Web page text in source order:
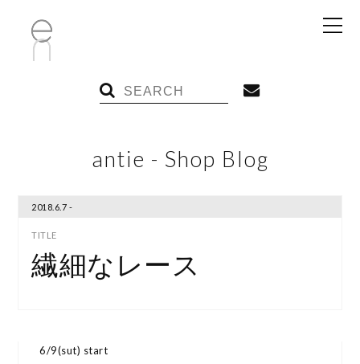
antie - Shop Blog
2018.6.7 -
繊細なレース
6/9(sut) start